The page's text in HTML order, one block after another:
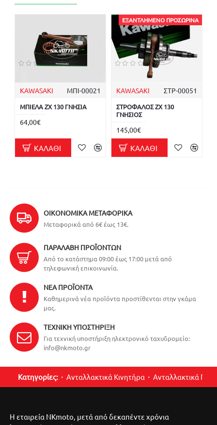
KAWASAKI ΜΠΙ-00021
ΜΠΙΕΛΑ ZX 130 ΓΝΗΣΙΑ
64,00€
ΚΑΛΆΘΙ
ΕΞΑΝΤΛΗΜΈΝΟ ΠΡΟΣΩΡΙΝΆ
KAWASAKI ΣΤΡ-00051
ΣΤΡΟΦΑΛΟΣ ZX 130
ΓΝΗΣΙΟΣ
145,00€
ΚΑΛΆΘΙ
ΟΙΚΟΝΟΜΙΚΆ ΜΕΤΑΦΟΡΙΚΆ
Μεταφορικά από 6€ έως 13€.
ΠΑΡΑΛΑΒΉ ΠΡΟΪΌΝΤΩΝ
Από το κατάστημα 09:00 έως 17:00 μετά από
τηλεφωνική επικοινωνία.
ΝΈΑ ΠΡΟΪΌΝΤΑ
Καθημερινά νέα προϊόντα προστίθενται στην γκάμα
μας.
ΤΕΧΝΙΚΉ ΥΠΟΣΤΉΡΙΞΗ
Για τεχνική υποστήριξη ηλεκτρονικό ταχυδρομείο:
info@nkmoto.gr
Κατηγορίες: Ανταλλακτικά Κινητήρα Ανταλλακτικά
Η εταιρεία NKmoto, μετά από δεκαπέντε χρόνια